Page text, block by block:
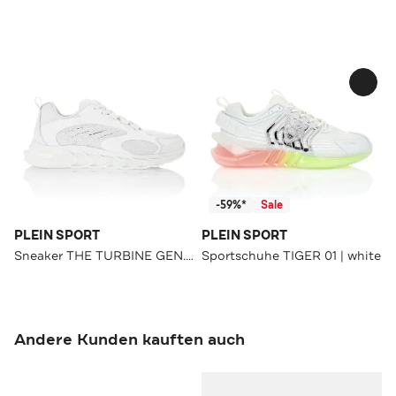
PLEIN SPORT
Sneaker THE TURBINE GEN.X.2 TIGER white
-59%* Sale
PLEIN SPORT
Sportschuhe TIGER 01 | white
Andere Kunden kauften auch